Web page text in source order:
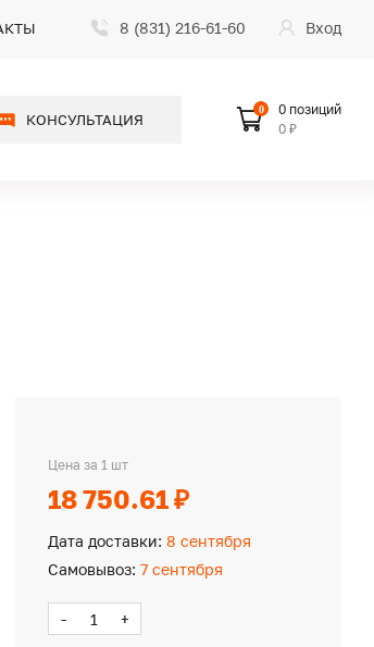
8 (831) 216-61-60 Вход
КОНСУЛЬТАЦИЯ
0
0 позиций
0 ₽
Цена за 1 шт
18 750.61 ₽
Дата доставки: 8 сентября
Самовывоз: 7 сентября
- +